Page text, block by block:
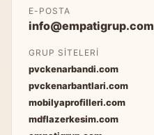
E-POSTA
info@empatigrup.com
GRUP SITELERI
pvckenarbandi.com
pvckenarbantlari.com
mobilyaprofilleri.com
mdflazerkesim.com